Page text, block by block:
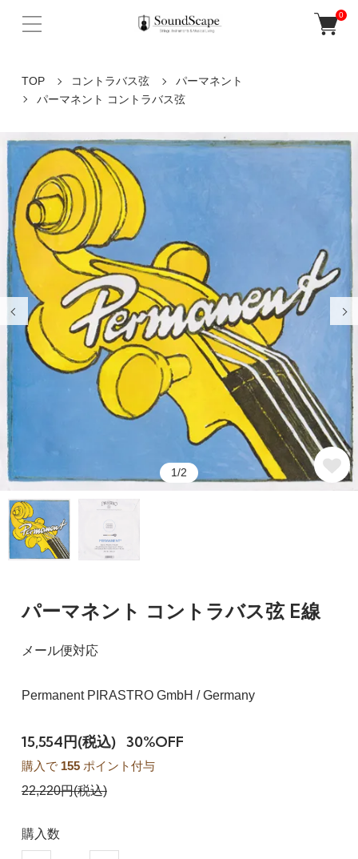
0
TOP コントラバス弦
パーマネント
パーマネント コントラバス弦
1/2
パーマネント コントラバス弦 E線
メール便対応
Permanent PIRASTRO GmbH / Germany
15,554円(税込) 30%OFF
購入で 155ポイント付与
22,220円(税込)
購入数